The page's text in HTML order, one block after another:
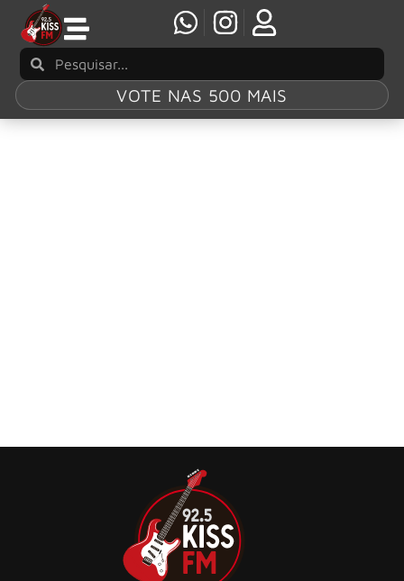
VOTE NAS 500 MAIS